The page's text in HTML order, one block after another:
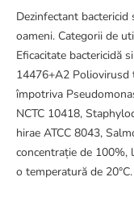
Dezinfectant
oameni. Categorii de
Eficacitate bactericidă
14476+A2 Poliovirusd
împotriva
NCTC 10418,
hirae ATCC 8043,
concentrație de 100%,
o temperatură de 20°C.